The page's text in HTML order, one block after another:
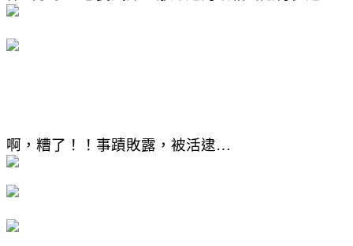
啊，糟了！！事蹟敗露，被活逮…